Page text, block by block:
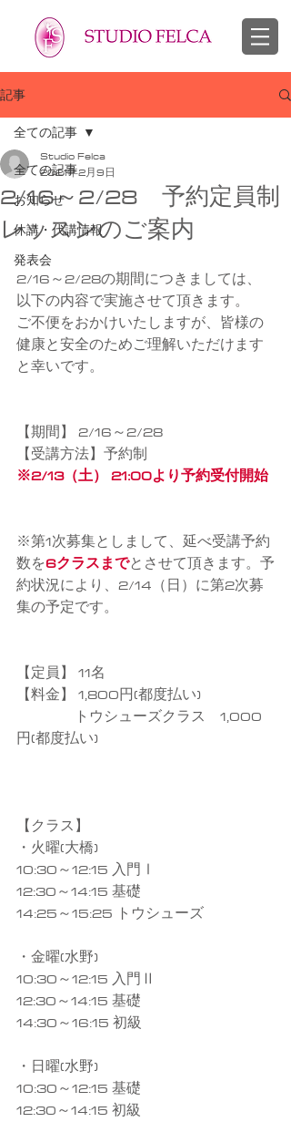
記事
全ての記事
お知らせ
休講・代講情報
発表会
全ての記事
2/16～2/28 予約定員制
レッスンのご案内
Studio Felca
2021年2月9日
2/16～2/28の期間につきましては、
以下の内容で実施させて頂きます。
ご不便をおかけいたしますが、皆様の
健康と安全のためご理解いただけます
と幸いです。
【期間】 2/16～2/28
【受講方法】予約制
※2/13（土） 21:00より予約受付開始
※第1次募集としまして、延べ受講予約
数を6クラスまでとさせて頂きます。予
約状況により、2/14（日）に第2次募
集の予定です。
【定員】 11名
【料金】 1,800円(都度払い)
トウシューズクラス　1,000
円(都度払い)
【クラス】
・火曜(大橋)
10:30～12:15 入門Ⅰ
12:30～14:15 基礎
14:25～15:25 トウシューズ
・金曜(水野)
10:30～12:15 入門Ⅱ
12:30～14:15 基礎
14:30～16:15 初級
・日曜(水野)
10:30～12:15 基礎
12:30～14:15 初級